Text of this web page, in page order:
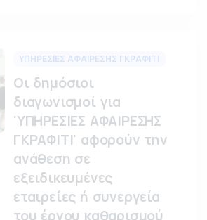
ΥΠΗΡΕΣΙΕΣ ΑΦΑΙΡΕΣΗΣ ΓΚΡΑΦΙΤΙ
Οι δημόσιοι
διαγωνισμοί για
'ΥΠΗΡΕΣΙΕΣ ΑΦΑΙΡΕΣΗΣ
ΓΚΡΑΦΙΤΙ' αφορούν την
ανάθεση σε
εξειδικευμένες
εταιρείες ή συνεργεία
του έργου καθαρισμού